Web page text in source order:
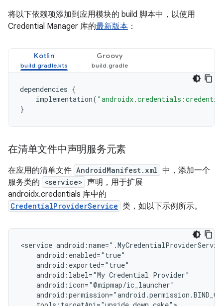
将以下依赖项添加到应用模块的 build 脚本中，以使用
Credential Manager 库的最新版本 ：
Kotlin Groovy
dependencies {
implementation(
}
在清单文件中声明服务元素
在应用的清单文件 AndroidManifest.xml 中，添加一个
服务类的 <service> 声明，用于扩展
androidx.credentials 库中的
CredentialProviderService 类，如以下示例所示。
<service
android:label="My Credential